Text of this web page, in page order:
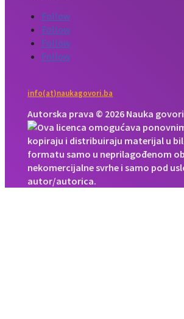
Follow
Follow
Follow
Follow
info(at)naukagovori.ba
Autorska prava © 2026 Nauka govori